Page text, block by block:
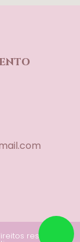
reservados.